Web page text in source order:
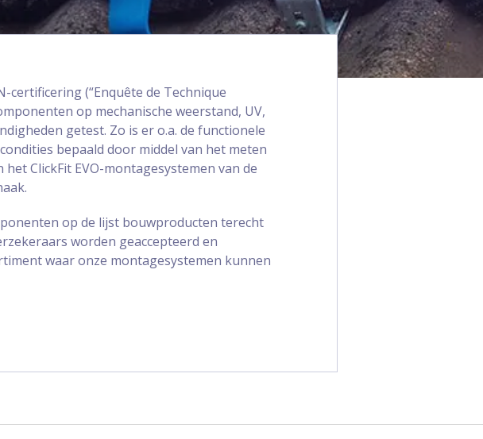
certificering (“Enquête de Technique
op mechanische weerstand, UV,
getest. Zo is er o.a. de functionele
bepaald door middel van het meten
ClickFit EVO-montagesystemen van de
op de lijst bouwproducten terecht
worden geaccepteerd en
waar onze montagesystemen kunnen